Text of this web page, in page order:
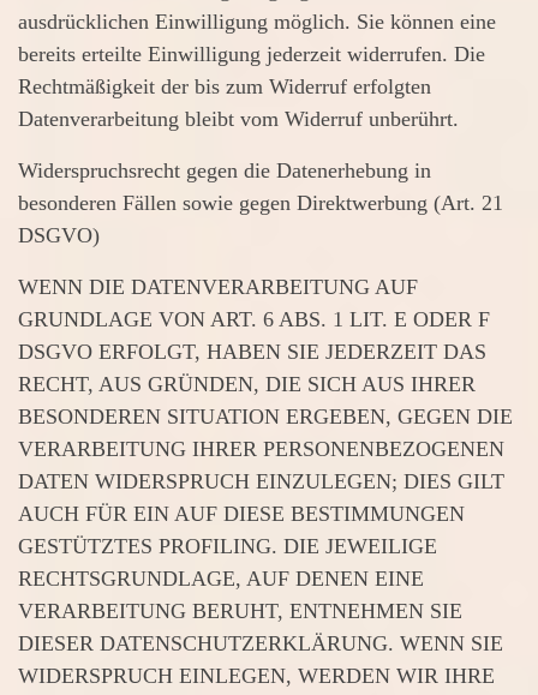
ausdrücklichen Einwilligung möglich. Sie können eine
bereits erteilte Einwilligung jederzeit widerrufen. Die
Rechtmäßigkeit der bis zum Widerruf erfolgten
Datenverarbeitung bleibt vom Widerruf unberührt.
Widerspruchsrecht gegen die Datenerhebung in
besonderen Fällen sowie gegen Direktwerbung (Art. 21
DSGVO)
WENN DIE DATENVERARBEITUNG AUF
GRUNDLAGE VON ART. 6 ABS. 1 LIT. E ODER F
DSGVO ERFOLGT, HABEN SIE JEDERZEIT DAS
RECHT, AUS GRÜNDEN, DIE SICH AUS IHRER
BESONDEREN SITUATION ERGEBEN, GEGEN DIE
VERARBEITUNG IHRER PERSONENBEZOGENEN
DATEN WIDERSPRUCH EINZULEGEN; DIES GILT
AUCH FÜR EIN AUF DIESE BESTIMMUNGEN
GESTÜTZTES PROFILING. DIE JEWEILIGE
RECHTSGRUNDLAGE, AUF DENEN EINE
VERARBEITUNG BERUHT, ENTNEHMEN SIE
DIESER DATENSCHUTZERKLÄRUNG. WENN SIE
WIDERSPRUCH EINLEGEN, WERDEN WIR IHRE